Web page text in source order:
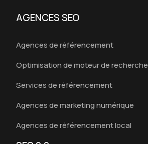
AGENCES SEO
Agences de référencement
Optimisation de moteur de recherche
Services de référencement
Agences de marketing numérique
Agences de référencement local